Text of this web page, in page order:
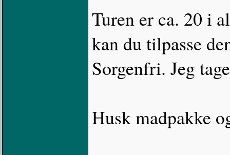
Turen er ca. 20 i
kan du tilpasse
Sorgenfri. Jeg
Husk madpakke